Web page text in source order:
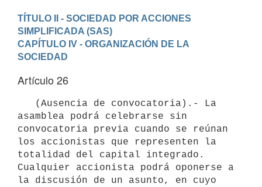
TÍTULO II - SOCIEDAD POR ACCIONES
SIMPLIFICADA (SAS)
CAPÍTULO IV - ORGANIZACIÓN DE LA
SOCIEDAD
Artículo 26
asamblea podrá celebrarse sin
convocatoria previa cuando se reúnan
los accionistas que representen la
totalidad del capital integrado.
Cualquier accionista podrá oponerse a
la discusión de un asunto, en cuyo